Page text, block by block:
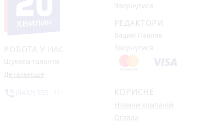
РОБОТА У НАС
Шукаєм таланти
Детальніше
Звернутися
РЕДАКТОРИ
Вадим Павлов
Звернутися
КОРИСНЕ
Новини компаній
Огляди